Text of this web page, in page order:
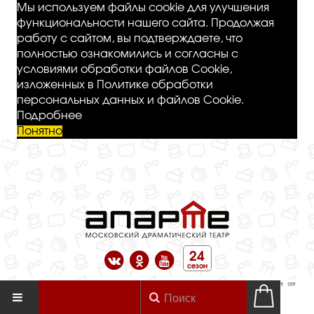
Мы используем файлы cookie для улучшения
функциональности нашего сайта. Продолжая
работу с сайтом, вы подтверждаете, что
полностью ознакомились и согласны с
условиями обработки файлов Cookie,
изложенных в Политике обработки
персональных данных и файлов Cookie.
Подробнее
Понятно
24
сезон